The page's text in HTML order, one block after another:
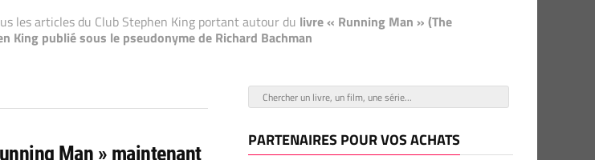
les articles du Club Stephen King portant autour du livre « Running Man » (The
King publié sous le pseudonyme de Richard Bachman
Man » maintenant
PARTENAIRES POUR VOS ACHATS